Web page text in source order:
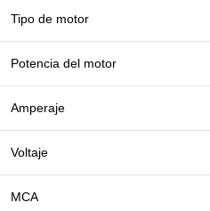
Tipo de motor
Potencia del motor
Amperaje
Voltaje
MCA